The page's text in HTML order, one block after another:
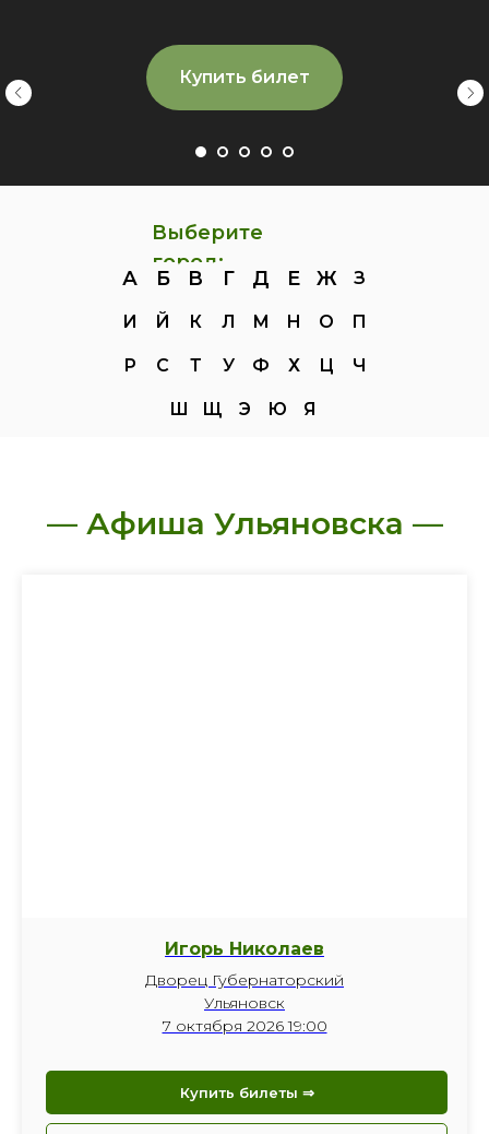
Купить билет
Выберите
город:
А Б В Г Д Е Ж З
И Й К Л М Н О П
Р С Т У Ф Х Ц Ч
Щ
Ш Э Ю Я
— Афиша Ульяновска —
Игорь Николаев
Дворец Губернаторский
Ульяновск
7 октября 2026 19:00
Купить билеты ⇒